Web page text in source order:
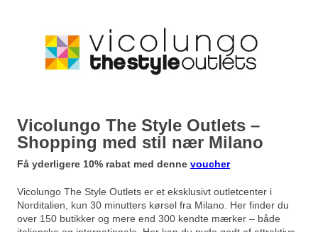
Vicolungo The Style Outlets –
Shopping med stil nær Milano
Få yderligere 10% rabat med denne voucher
Vicolungo The Style Outlets er et eksklusivt outletcenter i
Norditalien, kun 30 minutters kørsel fra Milano. Her finder du
over 150 butikker og mere end 300 kendte mærker – både